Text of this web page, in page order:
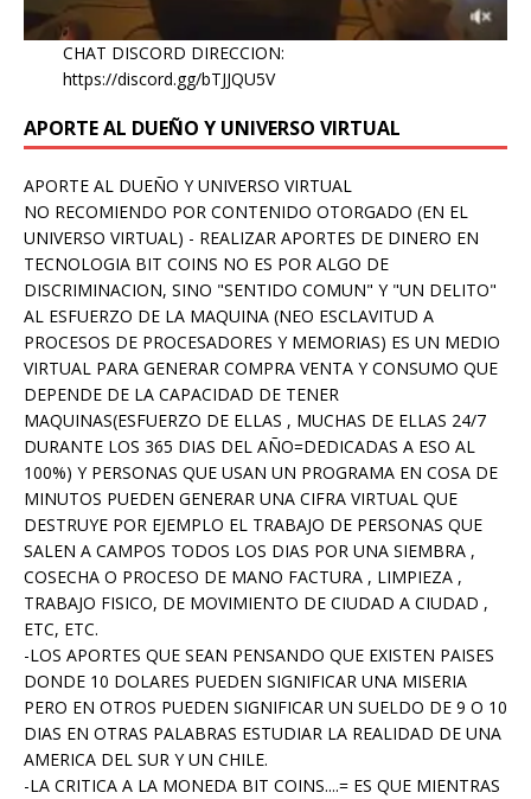
CHAT DISCORD DIRECCION:
https://discord.gg/bTJJQU5V
APORTE AL DUEÑO Y UNIVERSO VIRTUAL
APORTE AL DUEÑO Y UNIVERSO VIRTUAL
NO RECOMIENDO POR CONTENIDO OTORGADO (EN EL
UNIVERSO VIRTUAL) - REALIZAR APORTES DE DINERO EN
TECNOLOGIA BIT COINS NO ES POR ALGO DE
DISCRIMINACION, SINO "SENTIDO COMUN" Y "UN DELITO"
AL ESFUERZO DE LA MAQUINA (NEO ESCLAVITUD A
PROCESOS DE PROCESADORES Y MEMORIAS) ES UN MEDIO
VIRTUAL PARA GENERAR COMPRA VENTA Y CONSUMO QUE
DEPENDE DE LA CAPACIDAD DE TENER
MAQUINAS(ESFUERZO DE ELLAS , MUCHAS DE ELLAS 24/7
DURANTE LOS 365 DIAS DEL AÑO=DEDICADAS A ESO AL
100%) Y PERSONAS QUE USAN UN PROGRAMA EN COSA DE
MINUTOS PUEDEN GENERAR UNA CIFRA VIRTUAL QUE
DESTRUYE POR EJEMPLO EL TRABAJO DE PERSONAS QUE
SALEN A CAMPOS TODOS LOS DIAS POR UNA SIEMBRA ,
COSECHA O PROCESO DE MANO FACTURA , LIMPIEZA ,
TRABAJO FISICO, DE MOVIMIENTO DE CIUDAD A CIUDAD ,
ETC, ETC.
-LOS APORTES QUE SEAN PENSANDO QUE EXISTEN PAISES
DONDE 10 DOLARES PUEDEN SIGNIFICAR UNA MISERIA
PERO EN OTROS PUEDEN SIGNIFICAR UN SUELDO DE 9 O 10
DIAS EN OTRAS PALABRAS ESTUDIAR LA REALIDAD DE UNA
AMERICA DEL SUR Y UN CHILE.
-LA CRITICA A LA MONEDA BIT COINS....= ES QUE MIENTRAS